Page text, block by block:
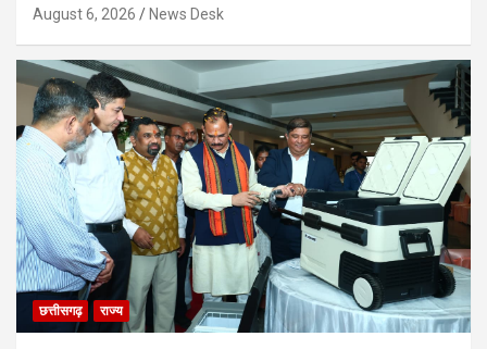
August 6, 2026 News Desk
छत्तीसगढ़ राज्य